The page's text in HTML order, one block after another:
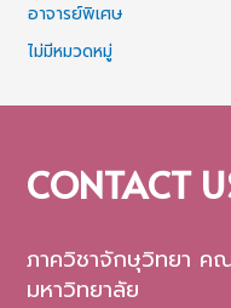
อาจารย์พิเศษ
ไม่มีหมวดหมู่
CONTACT
ภาควิชาจักษุวิทยา ค
มหาวิทยาลัย